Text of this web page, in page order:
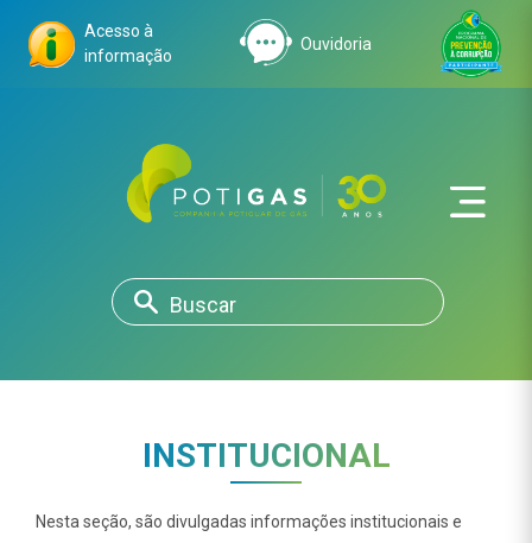
Acesso à
informação
Ouvidoria
INSTITUCIONAL
Nesta seção, são divulgadas informações institucionais e